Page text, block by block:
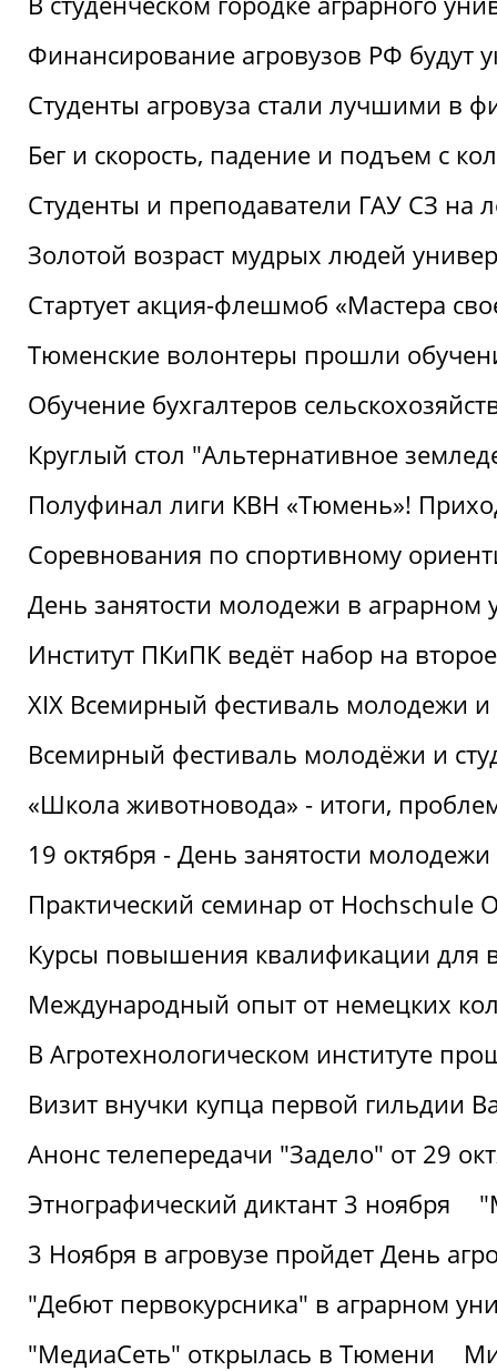
Финансирование агровузов РФ будут
Студенты агровуза стали лучшими в
Бег и скорость, падение и подъем с
Студенты и преподаватели ГАУ СЗ
Золотой возраст мудрых людей
Стартует акция-флешмоб «Мастера
Тюменские волонтеры прошли
Обучение бухгалтеров
Круглый стол "Альтернативное
Полуфинал лиги КВН «Тюмень»!
Соревнования по спортивному
День занятости молодежи в аграрном
Институт ПКиПК ведёт набор на
XIX Всемирный фестиваль молодежи
Всемирный фестиваль молодёжи и
«Школа животновода» - итоги,
19 октября - День занятости молодежи
Практический семинар от Hochschule
Курсы повышения квалификации для
Международный опыт от немецких
В Агротехнологическом институте
Визит внучки купца первой гильдии
Анонс телепередачи "Задело" от 29
Этнографический диктант 3 ноября
3 Ноября в агровузе пройдет День
"Дебют первокурсника" в аграрном
"МедиаСеть" открылась в Тюмени